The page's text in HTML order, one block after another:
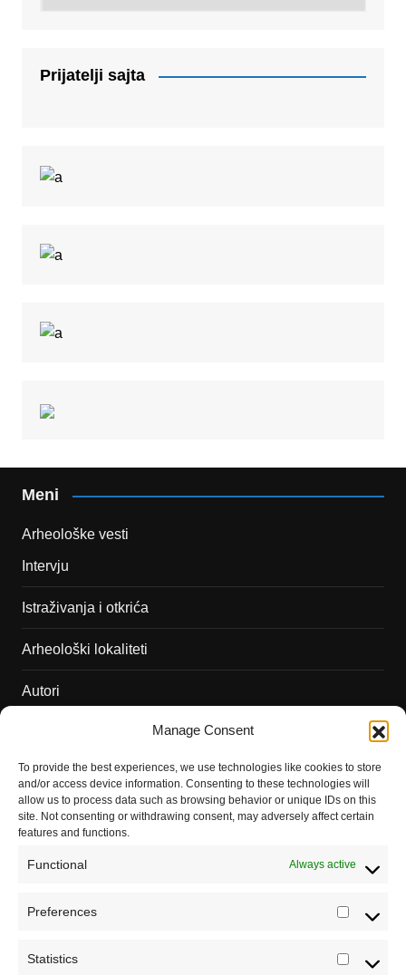
Manage Consent
To provide the best experiences, we use technologies like cookies to store
and/or access device information. Consenting to these technologies will
allow us to process data such as browsing behavior or unique IDs on this
site. Not consenting or withdrawing consent, may adversely affect certain
features and functions.
Functional Always active
Preferences
Statistics
Prijatelji sajta
Meni
Arheološke vesti
Intervju
Istraživanja i otkrića
Arheološki lokaliteti
Autori
Dešavanja
Kontakt
Misija sajta Sve o arheologiji